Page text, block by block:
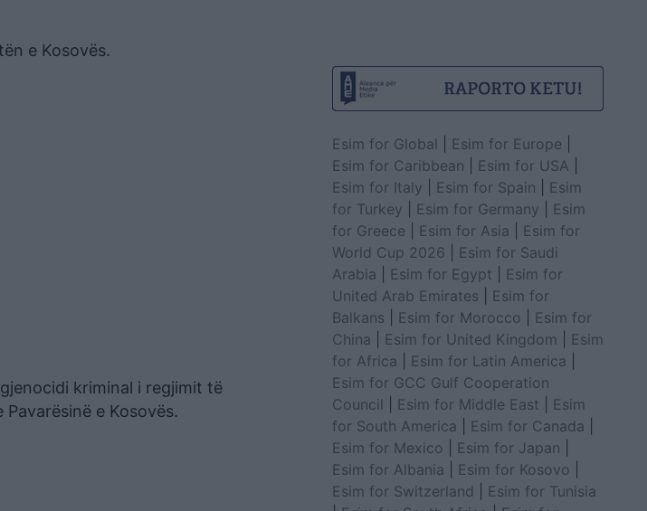
e Kosovës.
kriminal i regjimit të
e Kosovës.
Esim for Global Esim for Europe
Esim for Caribbean
Esim for USA
Esim for Italy
Esim for Spain
Esim
for Turkey
Esim for Germany
Esim
for Greece
Esim for Asia
Esim for
World Cup 2026
Esim for Saudi
Arabia
Esim for Egypt
Esim for
United Arab Emirates
Esim for
Balkans
Esim for Morocco
Esim for
China
Esim for United Kingdom
Esim
for Africa
Esim for Latin America
Esim for GCC Gulf Cooperation
Council
Esim for Middle East
Esim
for South America
Esim for Canada
Esim for Mexico
Esim for Japan
Esim for Albania
Esim for Kosovo
Esim for Switzerland
Esim for Tunisia